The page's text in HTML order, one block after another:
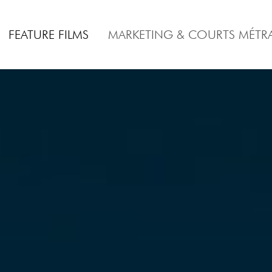
FEATURE FILMS MARKETING & COURTS